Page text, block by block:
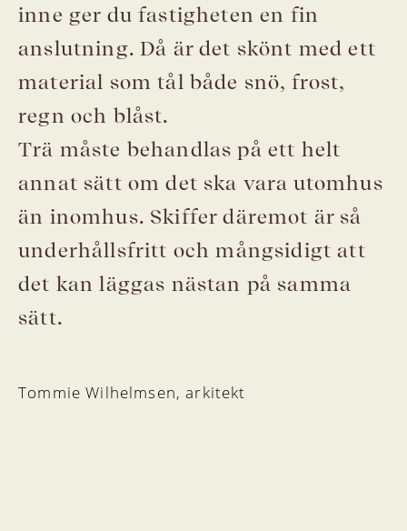
inne ger du fastigheten en fin
anslutning. Då är det skönt med ett
material som tål både snö, frost,
regn och blåst.
Trä måste behandlas på ett helt
annat sätt om det ska vara utomhus
än inomhus. Skiffer däremot är så
underhållsfritt och mångsidigt att
det kan läggas nästan på samma
sätt.
Tommie Wilhelmsen, arkitekt